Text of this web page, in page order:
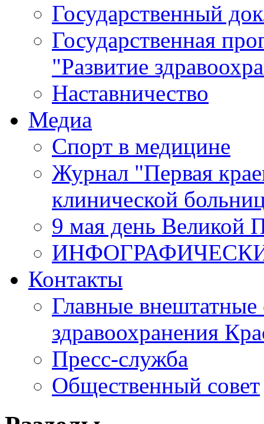
Государственный
Государственная
"Развитие
Наставничество
Медиа
Спорт в медицине
Журнал "Первая
клинической
9 мая день Великой
Контакты
Главные внештатные
здравоохранения
Пресс-служба
Общественный совет